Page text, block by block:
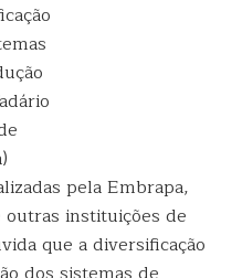
pela Embrapa,
instituições de
que a diversificação